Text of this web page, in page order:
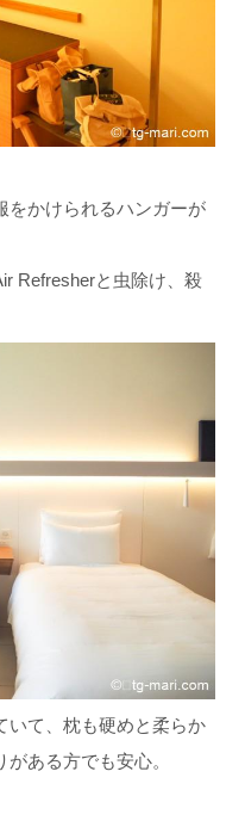
をかけられるハンガーが
Refresherと虫除け、殺
いて、枕も硬めと柔らか
ある方でも安心。